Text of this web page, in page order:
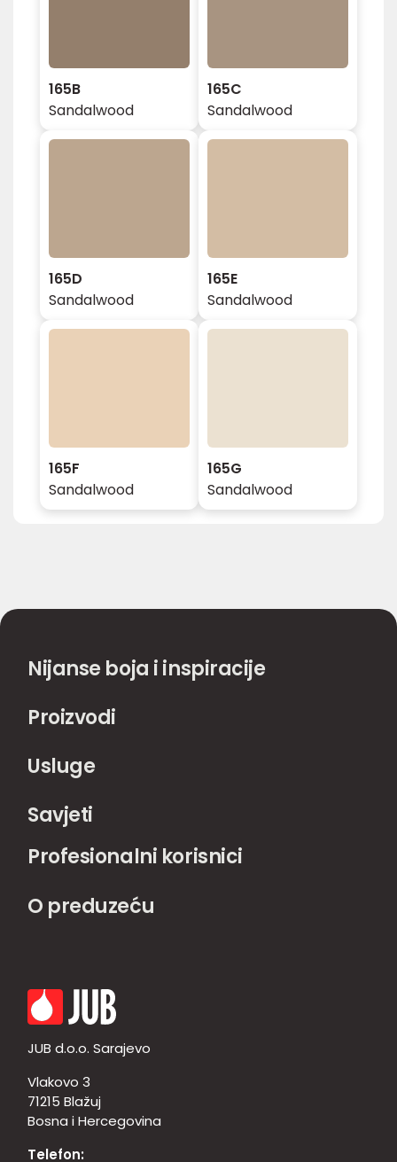
165B
Sandalwood
165C
Sandalwood
165D
Sandalwood
165E
Sandalwood
165F
Sandalwood
165G
Sandalwood
Nijanse boja i inspiracije
Proizvodi
Usluge
Savjeti
Profesionalni korisnici
O preduzeću
JUB d.o.o. Sarajevo
Vlakovo 3
71215 Blažuj
Bosna i Hercegovina
Telefon: